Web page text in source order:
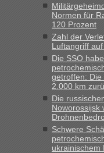
Milliarden aufgedeckt
„Kein Zoll. Du musst
und du nicht damit
Originalverpackt ist
keine Probleme geben“
Recht, Visa
gebrauchter Kleidung
„Hallo Leute, ich weiß
Anfrage. Ich möchte 4
Straßen Kleidung bei
mitnehmen. Es ist
Normen für
120 Prozent
Zahl der
Luftangriff
Die SSO
getroffen:
2.000 km
Die
Noworossijsk
Schwere
ukrainischem